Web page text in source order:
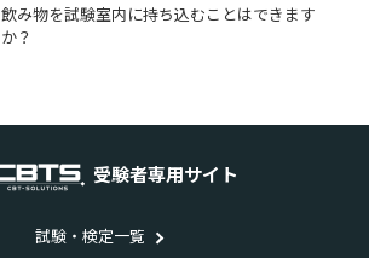
飲み物を試験室内に持ち込むことはできます
か？
受験者専用サイト
試験・検定一覧